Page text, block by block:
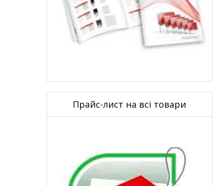
Прайс-лист на всі товари